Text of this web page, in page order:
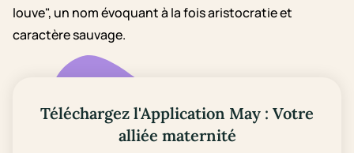
louve", un nom évoquant à la fois aristocratie et
caractère sauvage.
Téléchargez l'Application May : Votre
alliée maternité